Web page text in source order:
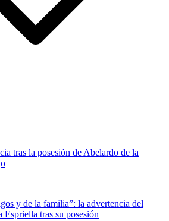
tras la posesión de Abelardo de la
y de la familia”: la advertencia del
tras su posesión